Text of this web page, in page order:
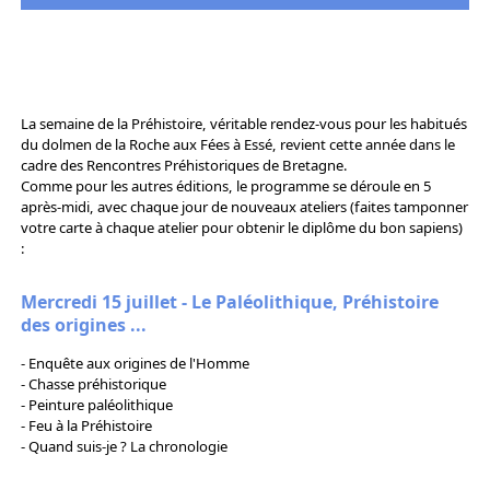
La semaine de la Préhistoire, véritable rendez-vous pour les habitués
du dolmen de la Roche aux Fées à Essé, revient cette année dans le
cadre des Rencontres Préhistoriques de Bretagne.
Comme pour les autres éditions, le programme se déroule en 5
après-midi, avec chaque jour de nouveaux ateliers (faites tamponner
votre carte à chaque atelier pour obtenir le diplôme du bon sapiens)
:
Mercredi 15 juillet - Le Paléolithique, Préhistoire
des origines ...
- Enquête aux origines de l'Homme
- Chasse préhistorique
- Peinture paléolithique
- Feu à la Préhistoire
- Quand suis-je ? La chronologie